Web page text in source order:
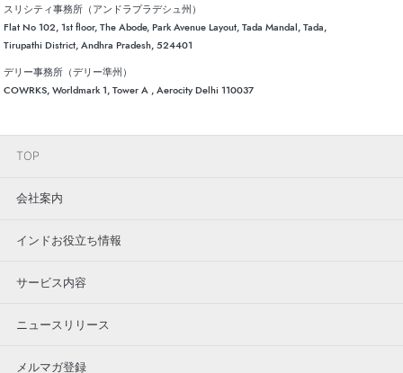
スリシティ事務所（アンドラプラデシュ州）
Flat No 102, 1st floor, The Abode, Park Avenue Layout, Tada Mandal, Tada,
Tirupathi District, Andhra Pradesh, 524401
デリー事務所（デリー準州）
COWRKS, Worldmark 1, Tower A , Aerocity Delhi 110037
TOP
会社案内
インドお役立ち情報
サービス内容
ニュースリリース
メルマガ登録